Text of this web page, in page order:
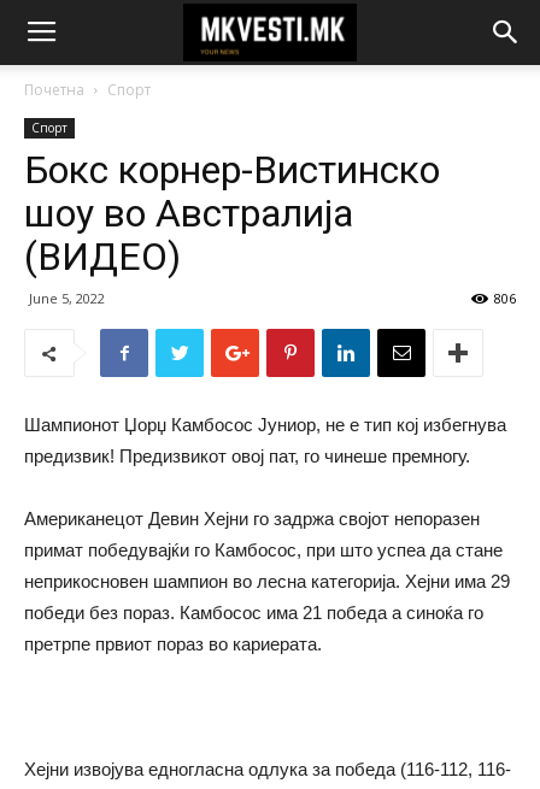
Почетна Спорт
Спорт
Бокс корнер-Вистинско
шоу во Австралија
(ВИДЕО)
June 5, 2022 806
Шампионот Џорџ Камбосос Јуниор, не е тип кој избегнува
предизвик! Предизвикот овој пат, го чинеше премногу.
Американецот Девин Хејни го задржа својот непоразен
примат победувајќи го Камбосос, при што успеа да стане
неприкосновен шампион во лесна категорија. Хејни има 29
победи без пораз. Камбосос има 21 победа а синоќа го
претрпе првиот пораз во кариерата.
Хејни извојува едногласна одлука за победа (116-112, 116-